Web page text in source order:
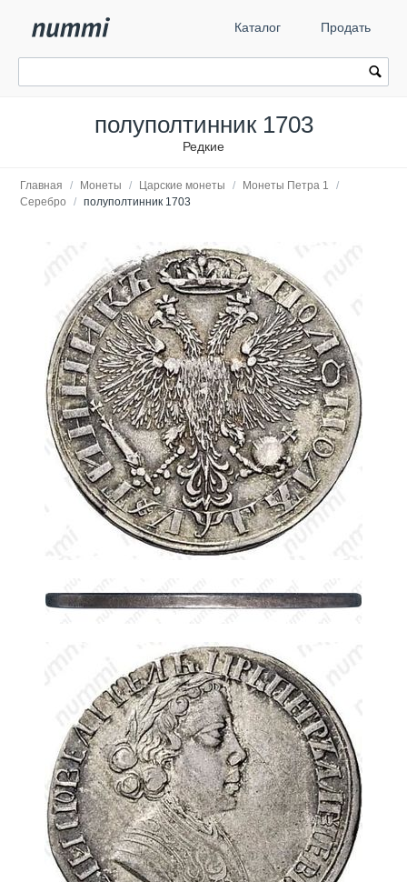
Каталог Продать
полуполтинник 1703
Редкие
Главная / Монеты / Царские монеты / Монеты Петра 1
/
Серебро
/ полуполтинник 1703